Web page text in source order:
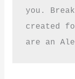
you.
created
are an